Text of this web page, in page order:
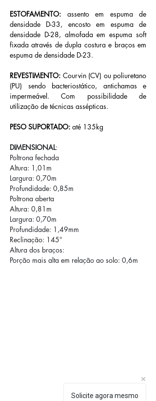
ESTOFAMENTO: assento em espuma de
densidade D-33, encosto em espuma de
densidade D-28, almofada em espuma soft
fixada através de dupla costura e braços em
espuma de densidade D-23.
REVESTIMENTO: Courvin (CV) ou poliuretano
(PU) sendo bacteriostático, antichamas e
impermeável. Com possibilidade de
utilização de técnicas assépticas.
PESO SUPORTADO: até 135kg
DIMENSIONAL:
Poltrona fechada
Altura: 1,01m
Largura: 0,70m
Profundidade: 0,85m
Poltrona aberta
Altura: 0,81m
Largura: 0,70m
Profundidade: 1,49mm
Reclinação: 145°
Altura dos braços:
Porção mais alta em relação ao solo: 0,6m
Solicite agora mesmo